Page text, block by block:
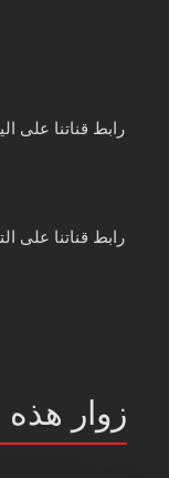
رابط قناتنا على
رابط قناتنا على
زوار